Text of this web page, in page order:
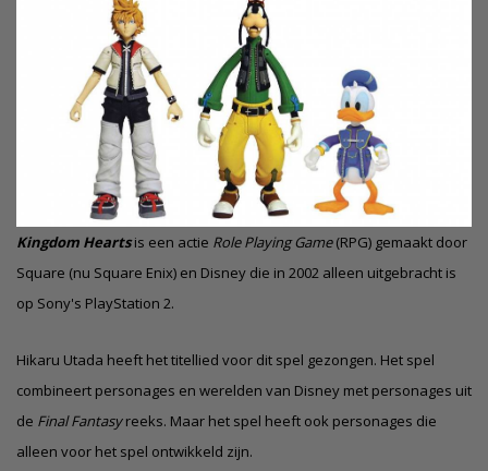
Kingdom Heartsis een actie Role Playing Game(RPG) gemaakt door
Square (nu Square Enix) en Disney die in 2002 alleen uitgebracht is
op Sony's PlayStation 2.
Hikaru Utada heeft het titellied voor dit spel gezongen. Het spel
combineert personages en werelden van Disney met personages uit
de Final Fantasyreeks. Maar het spel heeft ook personages die
alleen voor het spel ontwikkeld zijn.